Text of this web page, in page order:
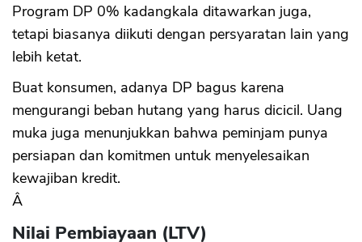
Program DP 0% kadangkala ditawarkan juga,
tetapi biasanya diikuti dengan persyaratan lain yang
lebih ketat.
Buat konsumen, adanya DP bagus karena
mengurangi beban hutang yang harus dicicil. Uang
muka juga menunjukkan bahwa peminjam punya
persiapan dan komitmen untuk menyelesaikan
kewajiban kredit.
Â
Nilai Pembiayaan (LTV)